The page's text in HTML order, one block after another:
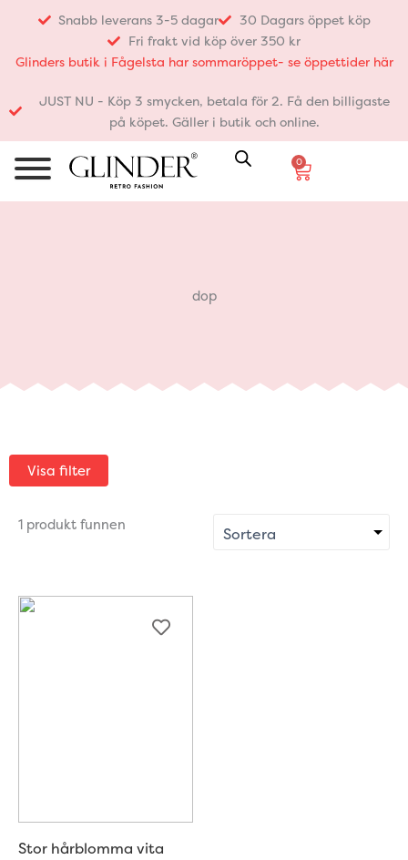
innehåll
Snabb leverans 3-5 dagar
30 Dagars öppet köp
Fri frakt vid köp över 350 kr
Glinders butik i Fågelsta har sommaröppet- se öppettider här
JUST NU - Köp 3 smycken, betala för 2. Få den billigaste
på köpet. Gäller i butik och online.
0
Varukorg
dop
Visa filter
1 produkt funnen
Stor hårblomma vita